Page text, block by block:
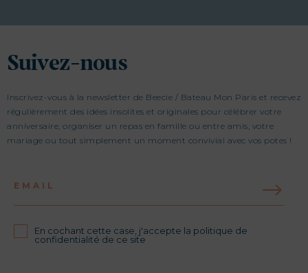
Suivez-nous
Inscrivez-vous à la newsletter de Beecie / Bateau Mon Paris et recevez
régulièrement des idées insolites et originales pour célébrer votre
anniversaire, organiser un repas en famille ou entre amis, votre
mariage ou tout simplement un moment convivial avec vos potes !
EMAIL
En cochant cette case, j'accepte la politique de
confidentialité de ce site